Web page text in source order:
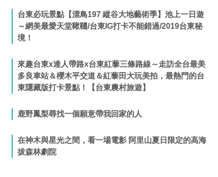
台東必玩景點【漂鳥197 縱谷大地藝術季】池上一日遊
～網美最愛天堂鞦韆/台東IG打卡不能錯過/2019台東秘
境！
來趣台東x達人帶路x台東紅藜三條路線～走訪全台最美
多良車站＆櫻木平交道＆紅藜田大玩美拍，最熱門的台
東隱藏版打卡景點！【台東農村旅遊】
鹿野鳳梨尋找一個願意帶我回家的人
在神木與星光之間，看一場電影 阿里山夏日限定的高海
拔森林劇院